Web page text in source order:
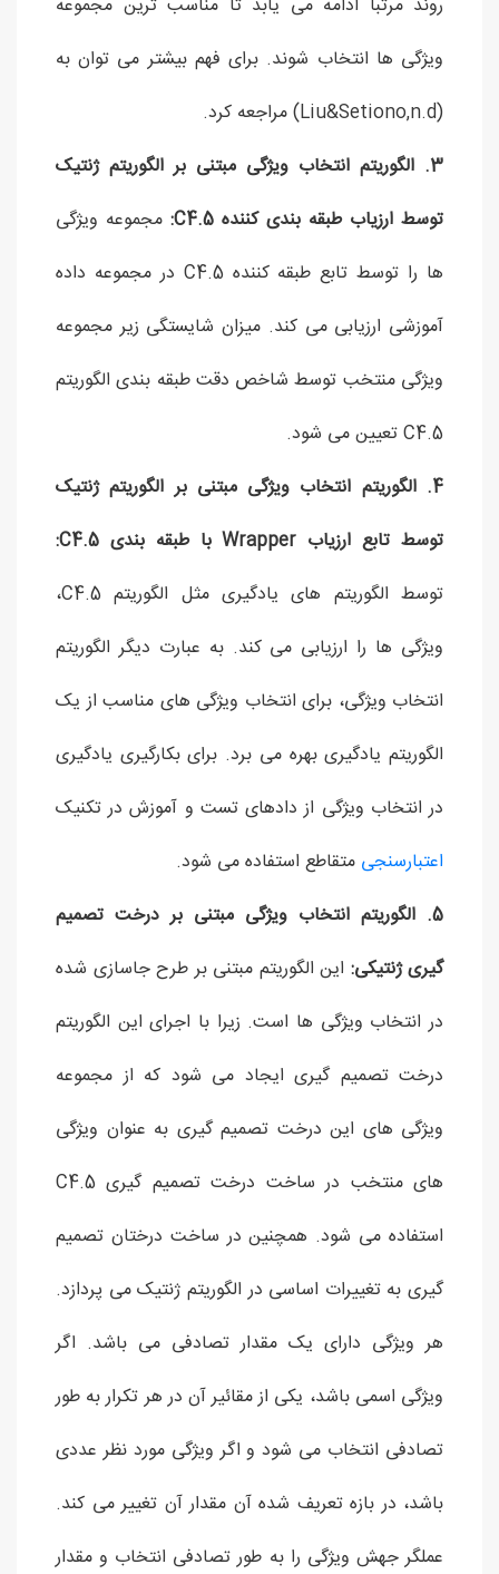
روند مرتبا ادامه می یابد تا مناسب ترین مجموعه
ویژگی ها انتخاب شوند. برای فهم بیشتر می توان به
(Liu&Setiono,n.d) مراجعه کرد.
3. الگوریتم انتخاب ویژگی مبتنی بر الگوریتم ژنتیک
توسط ارزیاب طبقه بندی کننده C4.5:
مجموعه ویژگی
ها را توسط تابع طبقه کننده C4.5 در مجموعه داده
آموزشی ارزیابی می کند. میزان شایستگی زیر مجموعه
ویژگی منتخب توسط شاخص دقت طبقه بندی الگوریتم
C4.5 تعیین می شود.
4. الگوریتم انتخاب ویژگی مبتنی بر الگوریتم ژنتیک
توسط تابع ارزیاب Wrapper با طبقه بندی C4.5:
توسط الگوریتم های یادگیری مثل الگوریتم C4.5،
ویژگی ها را ارزیابی می کند. به عبارت دیگر الگوریتم
انتخاب ویژگی، برای انتخاب ویژگی های مناسب از یک
الگوریتم یادگیری بهره می برد. برای بکارگیری یادگیری
در انتخاب ویژگی از دادهای تست و آموزش در تکنیک
اعتبارسنجی متقاطع استفاده می شود.
5. الگوریتم انتخاب ویژگی مبتنی بر درخت تصمیم
گیری ژنتیکی: این الگوریتم مبتنی بر طرح جاسازی شده
در انتخاب ویژگی ها است. زیرا با اجرای این الگوریتم
درخت تصمیم گیری ایجاد می شود که از مجموعه
ویژگی های این درخت تصمیم گیری به عنوان ویژگی
های منتخب در ساخت درخت تصمیم گیری C4.5
استفاده می شود. همچنین در ساخت درختان تصمیم
گیری به تغییرات اساسی در الگوریتم ژنتیک می پردازد.
هر ویژگی دارای یک مقدار تصادفی می باشد. اگر
ویژگی اسمی باشد، یکی از مقائیر آن در هر تکرار به طور
تصادفی انتخاب می شود و اگر ویژگی مورد نظر عددی
باشد، در بازه تعریف شده آن مقدار آن تغییر می کند.
عملگر جهش ویژگی را به طور تصادفی انتخاب و مقدار